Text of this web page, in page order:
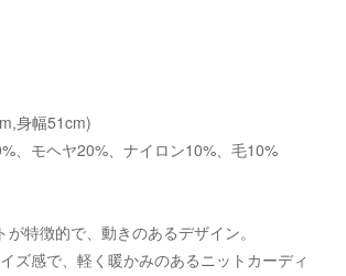
身幅51cm)
、モヘヤ20%、ナイロン10%、毛10%
特徴的で、動きのあるデザイン。
ズ感で、軽く暖かみのあるニットカーディ